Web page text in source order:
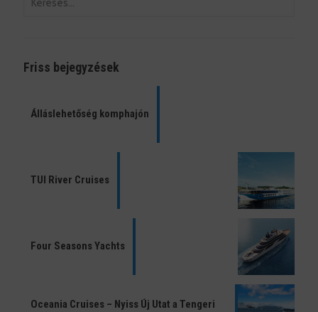
Friss bejegyzések
Álláslehetőség komphajón
TUI River Cruises
Four Seasons Yachts
Oceania Cruises – Nyiss Új Utat a Tengeri